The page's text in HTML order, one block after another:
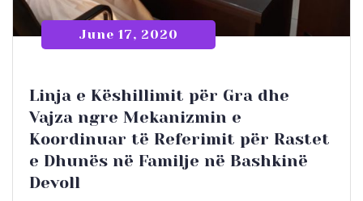
June 17, 2020
Linja e Këshillimit për Gra dhe
Vajza ngre Mekanizmin e
Koordinuar të Referimit për Rastet
e Dhunës në Familje në Bashkinë
Devoll